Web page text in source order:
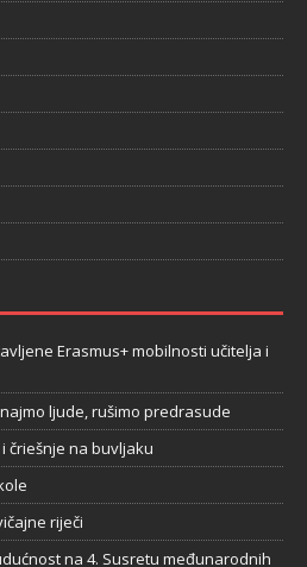
Erasmus+ mobilnosti učitelja i
ljude, rušimo predrasude
čriešnje na buvljaku
riječi
na 4. Susretu međunarodnih